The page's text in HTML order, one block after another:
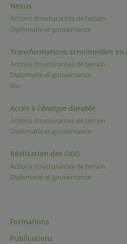
Nexus
Actions structurantes de terrain
Diplomatie et gouvernance
Transformations structurelles en
Actions structurantes de terrain
Diplomatie et gouvernance
Rio
Accès à l’énergie durable
Actions structurantes de terrain
Diplomatie et gouvernance
Réalisation des ODD
Actions structurantes de terrain
Diplomatie et gouvernance
Formations
Publications